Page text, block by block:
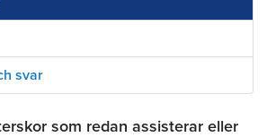
svar
som redan assisterar eller